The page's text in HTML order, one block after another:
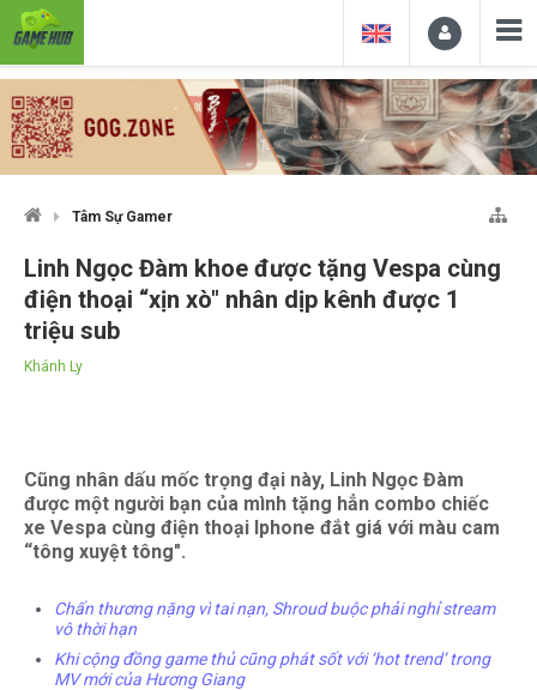
Tâm Sự Gamer
Linh Ngọc Đàm khoe được tặng Vespa cùng
điện thoại “xịn xò" nhân dịp kênh được 1
triệu sub
Khánh Ly
Cũng nhân dấu mốc trọng đại này, Linh Ngọc Đàm
được một người bạn của mình tặng hẳn combo chiếc
xe Vespa cùng điện thoại Iphone đắt giá với màu cam
“tông xuyệt tông".
Chấn thương nặng vì tai nạn, Shroud buộc phải nghỉ stream
vô thời hạn
Khi cộng đồng game thủ cũng phát sốt với ‘hot trend’ trong
MV mới của Hương Giang